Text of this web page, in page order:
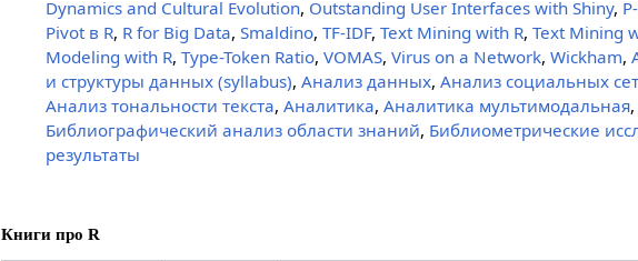
Dynamics and Cultural Evolution, Outstanding User Interfaces with Shiny,
Pivot в R, R for Big Data,Smaldino,TF-IDF,Text Mining with R,Text Mining
Modeling with R,Type-Token Ratio,VOMAS,Virus on a Network,Wickham,
и структуры данных (syllabus),Анализ данных,Анализ социальных
Анализ тональности текста,Аналитика,Аналитика мультимодальная
Библиографический анализ области знаний, Библиометрические
результаты
Книги про R